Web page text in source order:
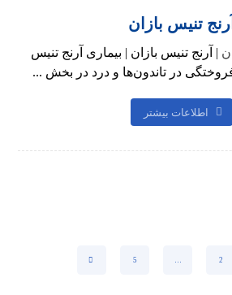
آرنج تنیس بازان
| آرنج تنیس بازان | بیماری آرنج تنیس
در تاندون‌ها و درد در بخش ...
اطلاعات بیشتر
2
5